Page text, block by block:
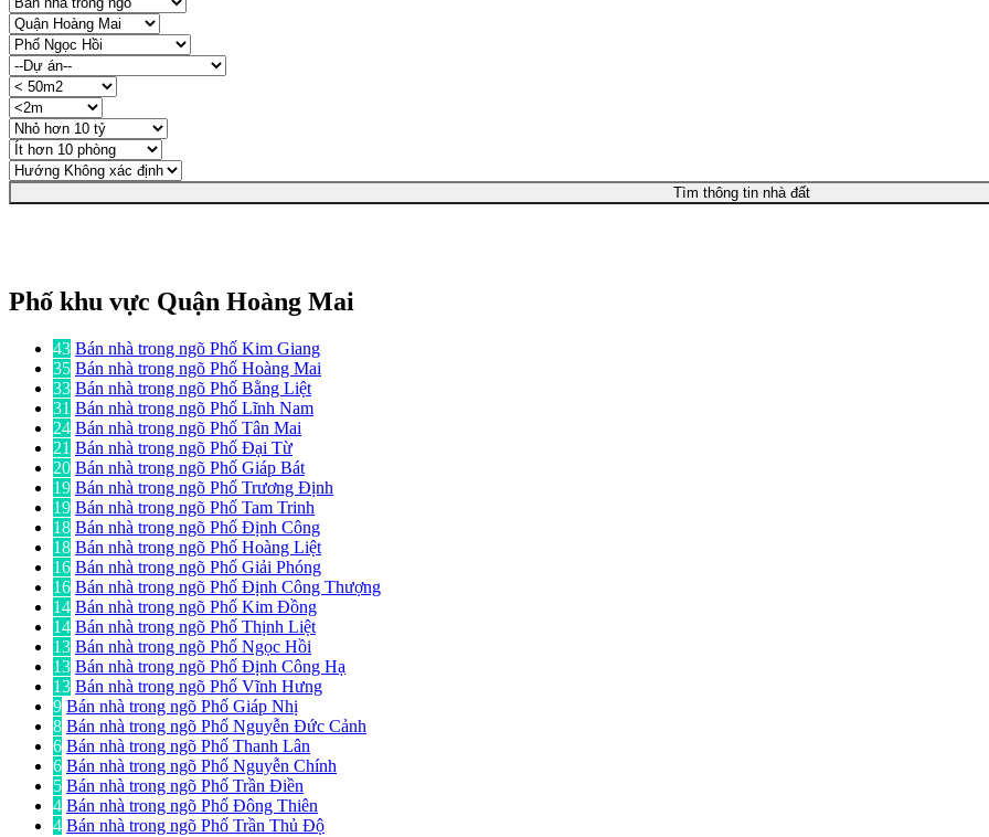
Tìm thông tin nhà đất
Phố khu vực Quận Hoàng Mai
43 Bán nhà trong ngõ Phố Kim Giang
35 Bán nhà trong ngõ Phố Hoàng Mai
33 Bán nhà trong ngõ Phố Bằng Liệt
31 Bán nhà trong ngõ Phố Lĩnh Nam
24 Bán nhà trong ngõ Phố Tân Mai
21 Bán nhà trong ngõ Phố Đại Từ
20 Bán nhà trong ngõ Phố Giáp Bát
19 Bán nhà trong ngõ Phố Trương Định
19 Bán nhà trong ngõ Phố Tam Trinh
18 Bán nhà trong ngõ Phố Định Công
18 Bán nhà trong ngõ Phố Hoàng Liệt
16 Bán nhà trong ngõ Phố Giải Phóng
16 Bán nhà trong ngõ Phố Định Công Thượng
14 Bán nhà trong ngõ Phố Kim Đồng
14 Bán nhà trong ngõ Phố Thịnh Liệt
13 Bán nhà trong ngõ Phố Ngọc Hồi
13 Bán nhà trong ngõ Phố Định Công Hạ
13 Bán nhà trong ngõ Phố Vĩnh Hưng
9 Bán nhà trong ngõ Phố Giáp Nhị
8 Bán nhà trong ngõ Phố Nguyễn Đức Cảnh
6 Bán nhà trong ngõ Phố Thanh Lân
6 Bán nhà trong ngõ Phố Nguyễn Chính
5 Bán nhà trong ngõ Phố Trần Điền
4 Bán nhà trong ngõ Phố Đông Thiên
4 Bán nhà trong ngõ Phố Trần Thủ Độ